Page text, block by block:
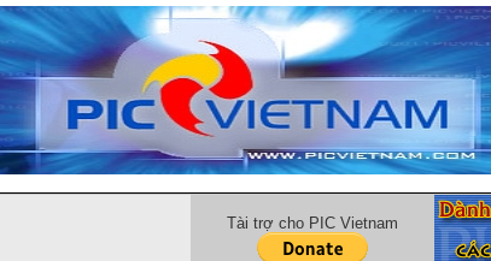
Tài trợ cho PIC Vietnam